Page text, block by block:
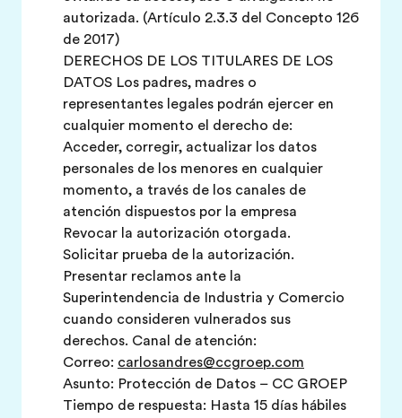
autorizada. (Artículo 2.3.3 del Concepto 126
de 2017)
DERECHOS DE LOS TITULARES DE LOS
DATOS Los padres, madres o
representantes legales podrán ejercer en
cualquier momento el derecho de:
Acceder, corregir, actualizar los datos
personales de los menores en cualquier
momento, a través de los canales de
atención dispuestos por la empresa
Revocar la autorización otorgada.
Solicitar prueba de la autorización.
Presentar reclamos ante la
Superintendencia de Industria y Comercio
cuando consideren vulnerados sus
derechos. Canal de atención:
Correo: carlosandres@ccgroep.com
Asunto: Protección de Datos – CC GROEP
Tiempo de respuesta: Hasta 15 días hábiles